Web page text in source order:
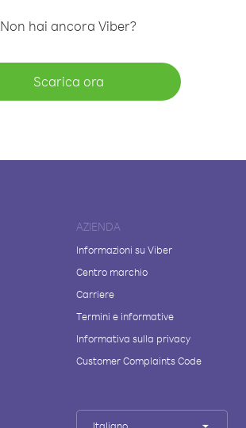
Non hai ancora Viber?
Scarica ora
AZIENDA
Informazioni su Viber
Centro marchio
Carriere
Termini e informative
Informativa sulla privacy
Customer Complaints Code